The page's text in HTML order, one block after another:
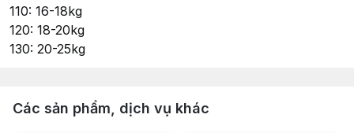
110: 16-18kg
120: 18-20kg
130: 20-25kg
Các sản phẩm, dịch vụ khác